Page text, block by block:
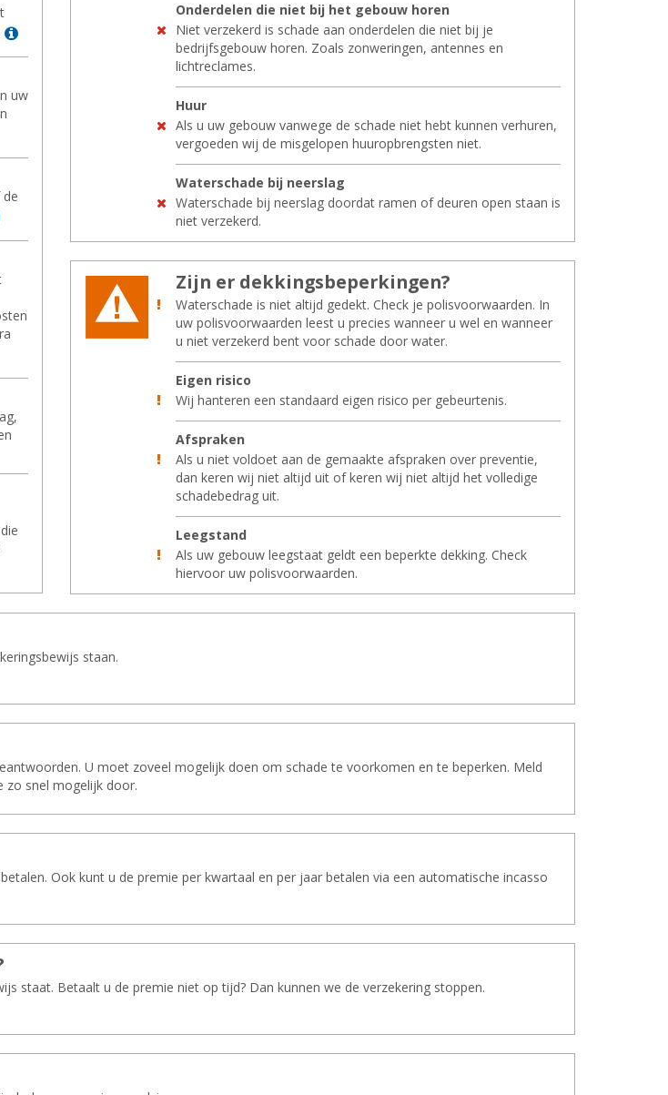
Lees meer
uw
Lees meer
On­der­de­len die niet bij het ge­bouw horen
Niet verzekerd is schade aan onderdelen die niet bij je
bedrijfsgebouw horen. Zoals zonweringen, antennes en
lichtreclames.
Huur
Als u uw gebouw vanwege de schade niet hebt kunnen verhuren,
vergoeden wij de misgelopen huuropbrengsten niet.
Wa­ter­scha­de bij neer­slag
Waterschade bij neerslag doordat ramen of deuren open staan is
niet verzekerd.
Zijn er dek­kings­be­per­kin­gen?
Waterschade is niet altijd gedekt. Check je polisvoorwaarden. In
uw polisvoorwaarden leest u precies wanneer u wel en wanneer
u niet verzekerd bent voor schade door water.
Eigen ri­si­co
Wij hanteren een standaard eigen risico per gebeurtenis.
Af­spra­ken
Als u niet voldoet aan de gemaakte afspraken over preventie,
dan keren wij niet altijd uit of keren wij niet altijd het volledige
schadebedrag uit.
Leeg­stand
Als uw gebouw leegstaat geldt een beperkte dekking. Check
hiervoor uw polisvoorwaarden.
staan.
U moet zoveel mogelijk doen om schade te voorkomen en te beperken. Meld
zo snel mogelijk door.
Ook kunt u de premie per kwartaal en per jaar betalen via een automatische incasso
staat. Betaalt u de premie niet op tijd? Dan kunnen we de verzekering stoppen.